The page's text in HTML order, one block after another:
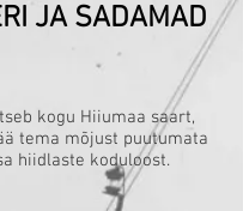
JA SADAMAD
kogu Hiiumaa saart,
tema mõjust puutumata
hiidlaste koduloost.